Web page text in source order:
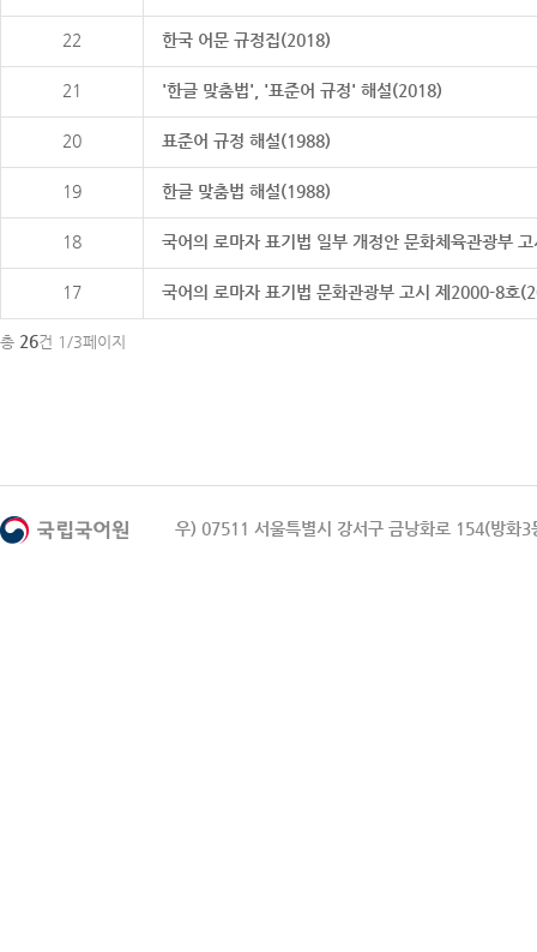
22 한국 어문 규정집(2018)
21 '한글 맞춤법', '표준어 규정' 해설(2018)
20 표준어 규정 해설(1988)
19 한글 맞춤법 해설(1988)
18 국어의 로마자 표기법 일부 개정안 문화체육관광부
17 국어의 로마자 표기법 문화관광부 고시 제2000-8호
총 26건 1/3페이지
우) 07511 서울특별시 강서구 금낭화로 154(방화3